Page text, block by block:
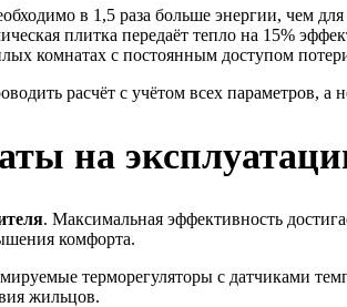
в 1,5 раза больше энергии, чем для
плитка передаёт тепло на 15%
комнатах с постоянным доступом
расчёт с учётом всех параметров,
на
. Максимальная эффективность
комфорта.
терморегуляторы с датчиками
жильцов.